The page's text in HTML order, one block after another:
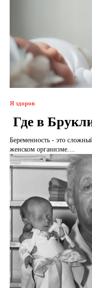
Я здоров
Где в
Беременность - это
женском организме....